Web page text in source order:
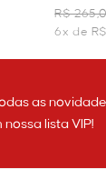
WHITE
R$
6x de
as
lista VIP!